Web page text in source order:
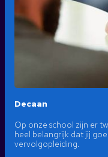
Decaan
Op onze school zijn er
heel belangrijk dat jij
vervolgopleiding.